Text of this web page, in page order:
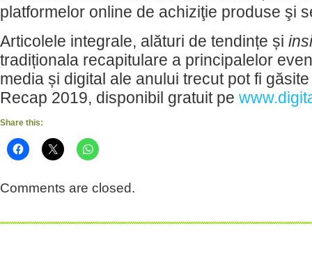
platformelor online de achiziţie produse şi
Articolele integrale, alături de tendințe și
tradiționala recapitulare a principalelor
media și digital ale anului trecut pot fi
Recap 2019, disponibil gratuit pe
Share this:
Comments are closed.